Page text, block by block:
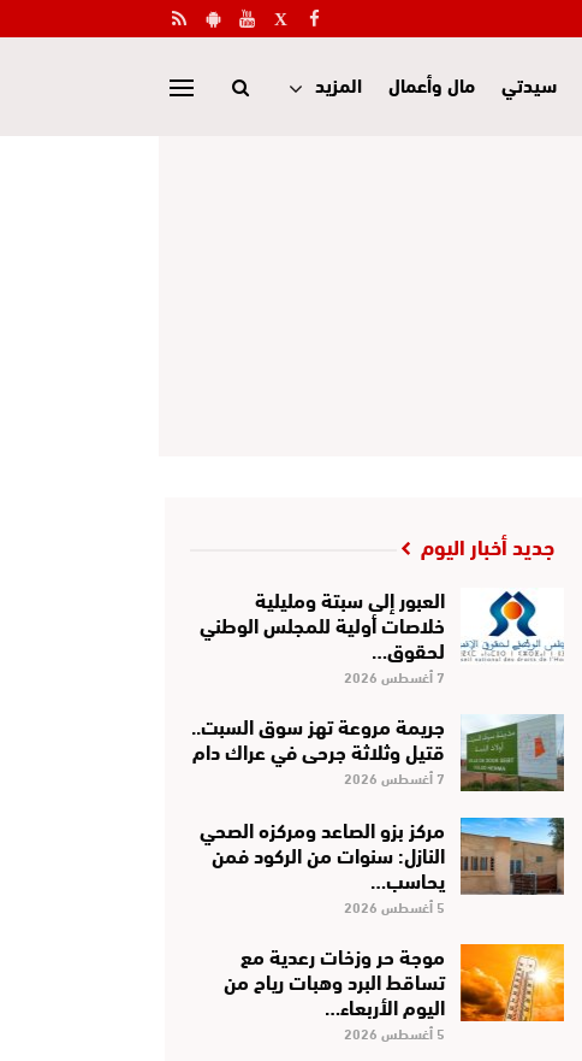
سيدتي مال وأعمال المزيد
جديد أخبار اليوم
العبور إلى سبتة ومليلية
خلاصات أولية للمجلس الوطني
لحقوق…
7 أغسطس 2026
جريمة مروعة تهز سوق السبت..
قتيل وثلاثة جرحى في عراك دام
7 أغسطس 2026
مركز بزو الصاعد ومركزه الصحي
النازل: سنوات من الركود فمن
يحاسب…
5 أغسطس 2026
موجة حر وزخات رعدية مع
تساقط البرد وهبات رياح من
اليوم الأربعاء…
5 أغسطس 2026